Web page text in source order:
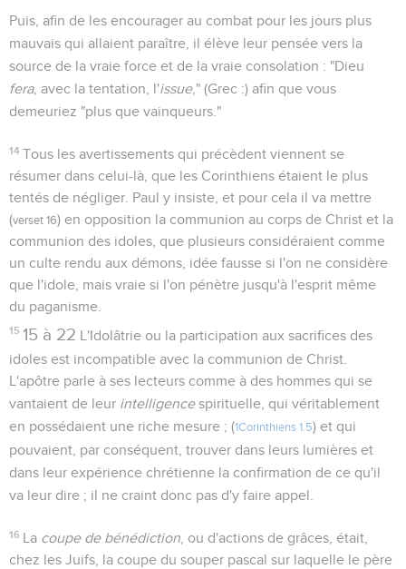
Puis, afin de les encourager au combat pour les jours plus
mauvais qui allaient paraître, il élève leur pensée vers la
source de la vraie force et de la vraie consolation : "Dieu
fera, avec la tentation, l'issue," (Grec :) afin que vous
demeuriez "plus que vainqueurs."
14 Tous les avertissements qui précèdent viennent se
résumer dans celui-là, que les Corinthiens étaient le plus
tentés de négliger. Paul y insiste, et pour cela il va mettre
(verset 16) en opposition la communion au corps de Christ et la
communion des idoles, que plusieurs considéraient comme
un culte rendu aux démons, idée fausse si l'on ne considère
que l'idole, mais vraie si l'on pénètre jusqu'à l'esprit même
du paganisme.
15 15 à 22 L'Idolâtrie ou la participation aux sacrifices des
idoles est incompatible avec la communion de Christ.
L'apôtre parle à ses lecteurs comme à des hommes qui se
vantaient de leur intelligencespirituelle, qui véritablement
en possédaient une riche mesure ; (1Corinthiens 1.5) et qui
pouvaient, par conséquent, trouver dans leurs lumières et
dans leur expérience chrétienne la confirmation de ce qu'il
va leur dire ; il ne craint donc pas d'y faire appel.
16 La coupe de bénédiction , ou d'actions de grâces, était,
chez les Juifs, la coupe du souper pascal sur laquelle le père